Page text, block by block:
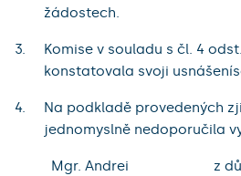
žádostech.
Komise v souladu s čl. 4
konstatovala svoji
Na podkladě provedených
jednomyslně nedoporučila
Mgr. Andrei z